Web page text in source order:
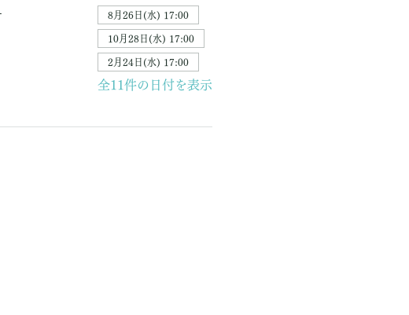
8月26日(水) 17:00
10月28日(水) 17:00
2月24日(水) 17:00
全11件の日付を表示